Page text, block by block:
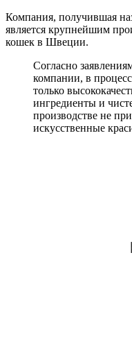
Компания, получившая
является крупнейшим
кошек в Швеции.
Согласно
компании, в
только
ингредиенты и
производстве не
искусственные